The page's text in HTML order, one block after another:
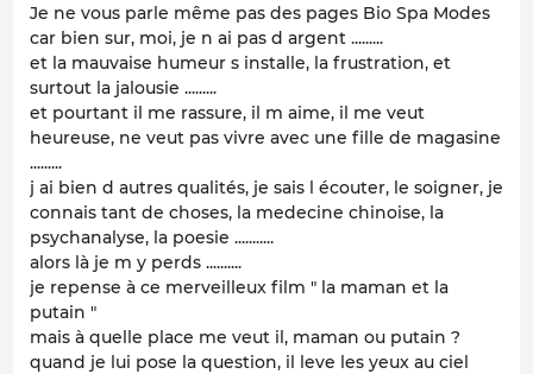
Je ne vous parle même pas des pages Bio Spa Modes
car bien sur, moi, je n ai pas d argent .........
et la mauvaise humeur s installe, la frustration, et
surtout la jalousie .........
et pourtant il me rassure, il m aime, il me veut
heureuse, ne veut pas vivre avec une fille de magasine
.........
j ai bien d autres qualités, je sais l écouter, le soigner, je
connais tant de choses, la medecine chinoise, la
psychanalyse, la poesie ...........
alors là je m y perds ..........
je repense à ce merveilleux film " la maman et la
putain "
mais à quelle place me veut il, maman ou putain ?
quand je lui pose la question, il leve les yeux au ciel